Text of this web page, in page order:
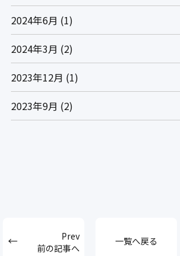
2024年6月 (1)
2024年3月 (2)
2023年12月 (1)
2023年9月 (2)
前の記事へ
一覧へ戻る